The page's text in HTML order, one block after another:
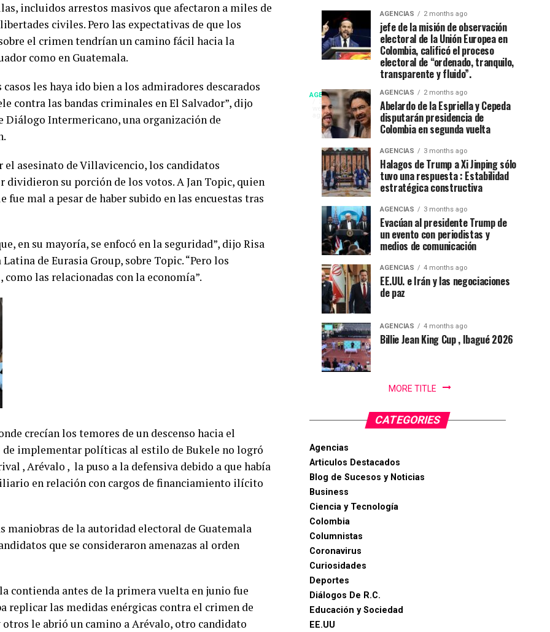
incluidos arrestos masivos que afectaron a miles de
civiles. Pero las expectativas de que los
el crimen tendrían un camino fácil hacia la
como en Guatemala.
les haya ido bien a los admiradores descarados
contra las bandas criminales en El Salvador”, dijo
Intermericano, una organización de
el asesinato de Villavicencio, los candidatos
su porción de los votos. A Jan Topic, quien
fue mal a pesar de haber subido en las encuestas tras
en su mayoría, se enfocó en la seguridad”, dijo Risa
de Eurasia Group, sobre Topic. “Pero los
las relacionadas con la economía”.
crecían los temores de un descenso hacia el
implementar políticas al estilo de Bukele no logró
, Arévalo , la puso a la defensiva debido a que había
en relación con cargos de financiamiento ilícito
maniobras de la autoridad electoral de Guatemala
que se consideraron amenazas al orden
contienda antes de la primera vuelta en junio fue
replicar las medidas enérgicas contra el crimen de
le abrió un camino a Arévalo, otro candidato
AGENCIAS
3
weeks
ago
Campeonato
internacional
de
natación
en
Ibagué
NEW
YORK
DEPORTES|
Por
Gustavo
Lugo
Ibagué
Ibagué
celebró
Campeonato
Natación
PanAm...
AGENCIAS
4
weeks
ago
“Mi
casa
está
fiesta”
en
52
festival
del
folclor
colombiano
AGENCIAS
1
month
ago
CNE
declara
Espriella
nuevo
presidente
Colombia
2026-
2030
AGENCIAS 2 months ago
jefe de la misión de observación
electoral de la Unión Europea en
Colombia, calificó el proceso
electoral de “ordenado, tranquilo,
transparente y fluido”.
AGENCIAS 2 months ago
Abelardo de la Espriella y Cepeda
disputarán presidencia de
Colombia en segunda vuelta
AGENCIAS 3 months ago
Halagos de Trump a Xi Jinping sólo
tuvo una respuesta : Estabilidad
estratégica constructiva
AGENCIAS 3 months ago
Evacúan al presidente Trump de
un evento con periodistas y
medios de comunicación
AGENCIAS 4 months ago
EE.UU. e Irán y las negociaciones
de paz
AGENCIAS 4 months ago
Billie Jean King Cup , Ibagué 2026
MORE TITLE
CATEGORIES
Agencias
Articulos Destacados
Blog de Sucesos y Noticias
Business
Ciencia y Tecnología
Colombia
Columnistas
Coronavirus
Curiosidades
Deportes
Diálogos De R.C.
Educación y Sociedad
EE.UU